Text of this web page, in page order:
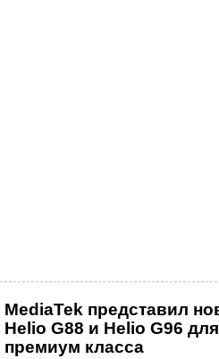
MediaTek представил
Helio G88 и Helio G96
премиум класса